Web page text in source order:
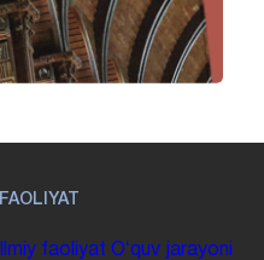
FAOLIYAT
Ilmiy faoliyat Oʻquv jarayoni